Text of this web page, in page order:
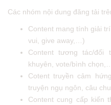
Các nhóm nội dung đăng tải
Content mang tính giải
vui, give away,…)
Content tương tác/
khuyên, vote/bình
Cotent truyền cảm
truyện ngụ ngôn, câu
Content cung cấp kiến